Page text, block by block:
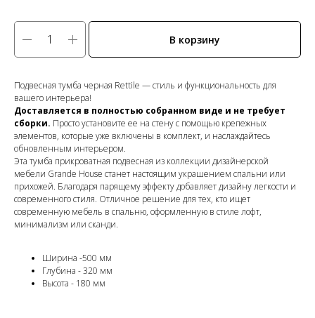
В корзину
Подвесная тумба черная Rettile — стиль и функциональность для
вашего интерьера!
Доставляется в полностью собранном виде и не требует
сборки. Просто установите ее на стену с помощью крепежных
элементов, которые уже включены в комплект, и наслаждайтесь
обновленным интерьером.
Эта тумба прикроватная подвесная из коллекции дизайнерской
мебели Grande House станет настоящим украшением спальни или
прихожей. Благодаря парящему эффекту добавляет дизайну легкости и
современного стиля. Отличное решение для тех, кто ищет
современную мебель в спальню, оформленную в стиле лофт,
минимализм или сканди.
Ширина -500 мм
Глубина - 320 мм
Высота - 180 мм